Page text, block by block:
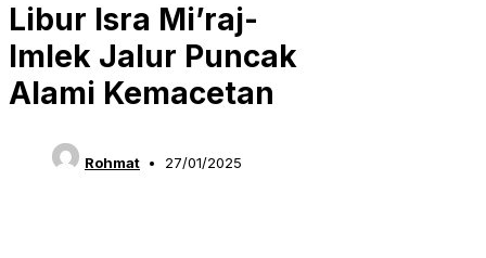
Libur Isra Mi’raj-
Imlek Jalur Puncak
Alami Kemacetan
Rohmat 27/01/2025